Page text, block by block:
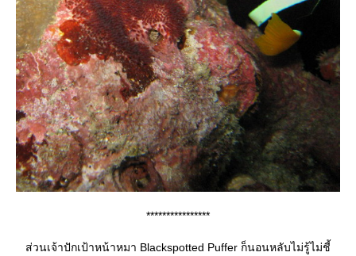
****************
ส่วนเจ้าปักเป้าหน้าหมา Blackspotted Puffer ก็นอนหลับไม่รู้ไม่ชี้